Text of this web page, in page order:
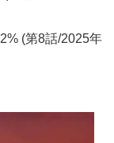
(第8話/2025年